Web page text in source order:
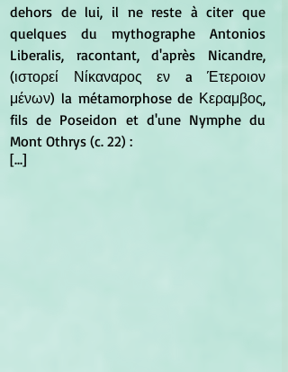
dehors de lui, il ne reste à citer que
quelques du mythographe Antonios
Liberalis, racontant, d'après Nicandre,
(ιστορεί Νίκαναρος εν a Έτεροιον
μένων) la métamorphose de Κεραμβος,
fils de Poseidon et d'une Nymphe du
Mont Othrys (c. 22) :
[...]